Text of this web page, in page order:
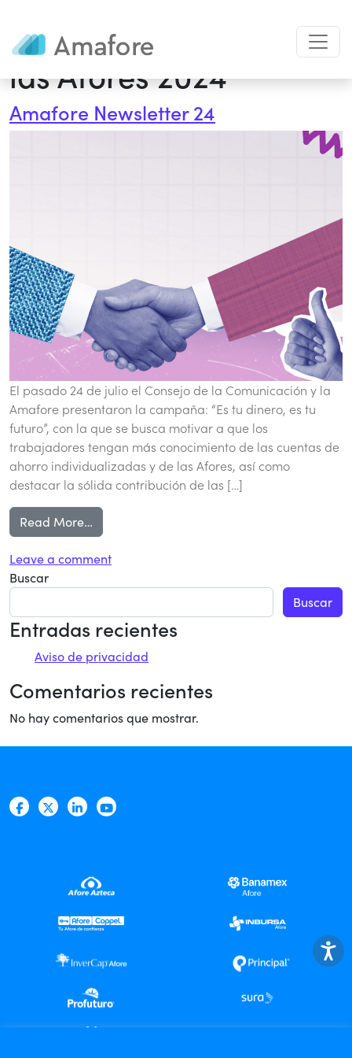
Categorías:
Feria de
las Afores 2024
Amafore Newsletter 24
El pasado 24 de julio el Consejo de la Comunicación y la
Amafore presentaron la campaña: “Es tu dinero, es tu
futuro”, con la que se busca motivar a que los
trabajadores tengan más conocimiento de las cuentas de
ahorro individualizadas y de las Afores, así como
destacar la sólida contribución de las […]
Read More…
Leave a commenton Amafore Newsletter 24
Buscar
Buscar
Entradas recientes
Aviso de privacidad
Comentarios recientes
No hay comentarios que mostrar.